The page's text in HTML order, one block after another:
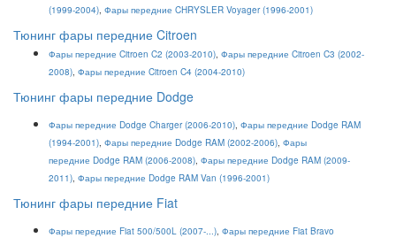
(1999-2004), Фары передние CHRYSLER Voyager (1996-2001)
Тюнинг фары передние Citroen
Фары передние Citroen C2 (2003-2010), Фары передние Citroen C3 (2002-
2008), Фары передние Citroen C4 (2004-2010)
Тюнинг фары передние Dodge
Фары передние Dodge Charger (2006-2010), Фары передние Dodge RAM
(1994-2001), Фары передние Dodge RAM (2002-2006), Фары
передние Dodge RAM (2006-2008), Фары передние Dodge RAM (2009-
2011), Фары передние Dodge RAM Van (1996-2001)
Тюнинг фары передние Fiat
Фары передние Fiat 500/500L (2007-...), Фары передние Fiat Bravo